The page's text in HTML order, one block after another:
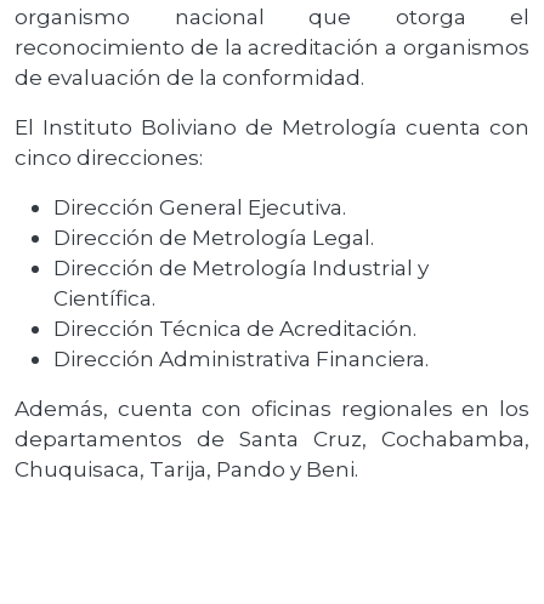
organismo nacional que otorga el
reconocimiento de la acreditación a organismos
de evaluación de la conformidad.
El Instituto Boliviano de Metrología cuenta con
cinco direcciones:
Dirección General Ejecutiva.
Dirección de Metrología Legal.
Dirección de Metrología Industrial y
Científica.
Dirección Técnica de Acreditación.
Dirección Administrativa Financiera.
Además, cuenta con oficinas regionales en los
departamentos de Santa Cruz, Cochabamba,
Chuquisaca, Tarija, Pando y Beni.